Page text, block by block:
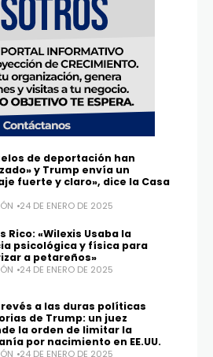
de deportación han
y Trump envía un
fuerte y claro», dice la Casa
24 DE ENERO DE 2025
Rico: «Wilexis Usaba la
psicológica y física para
a petareños»
24 DE ENERO DE 2025
a las duras políticas
de Trump: un juez
la orden de limitar la
por nacimiento en EE.UU.
24 DE ENERO DE 2025